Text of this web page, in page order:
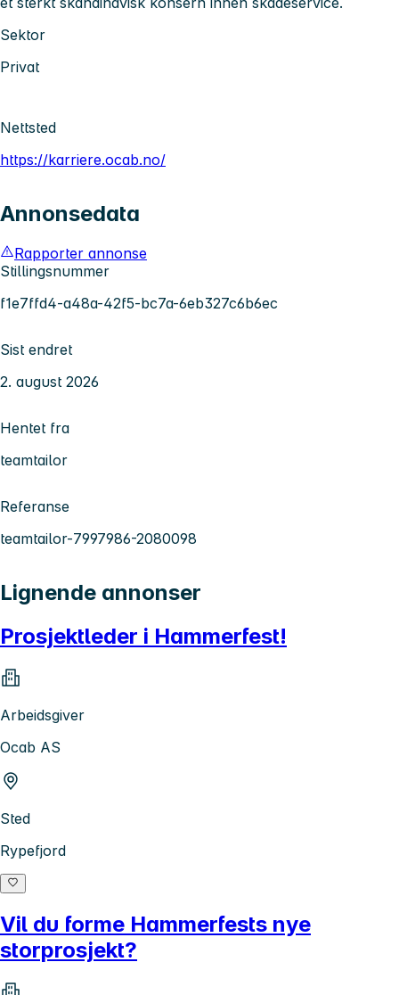
Sektor
Privat
Nettsted
https://karriere.ocab.no/
Annonsedata
Rapporter annonse
Stillingsnummer
f1e7ffd4-a48a-42f5-bc7a-6eb327c6b6ec
Sist endret
2. august 2026
Hentet fra
teamtailor
Referanse
teamtailor-7997986-2080098
Lignende annonser
Prosjektleder i Hammerfest!
Arbeidsgiver
Ocab AS
Sted
Rypefjord
Vil du forme Hammerfests nye
storprosjekt?